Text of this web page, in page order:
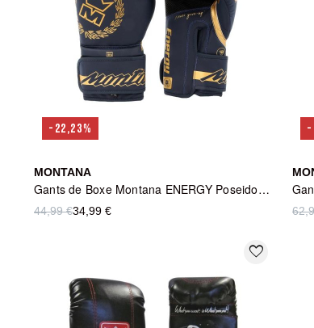
-22,23%
MONTANA
Gants de Boxe Montana ENERGY Poseidon 2024 - Bleu
44,99 €34,99 €
-
favorite_border